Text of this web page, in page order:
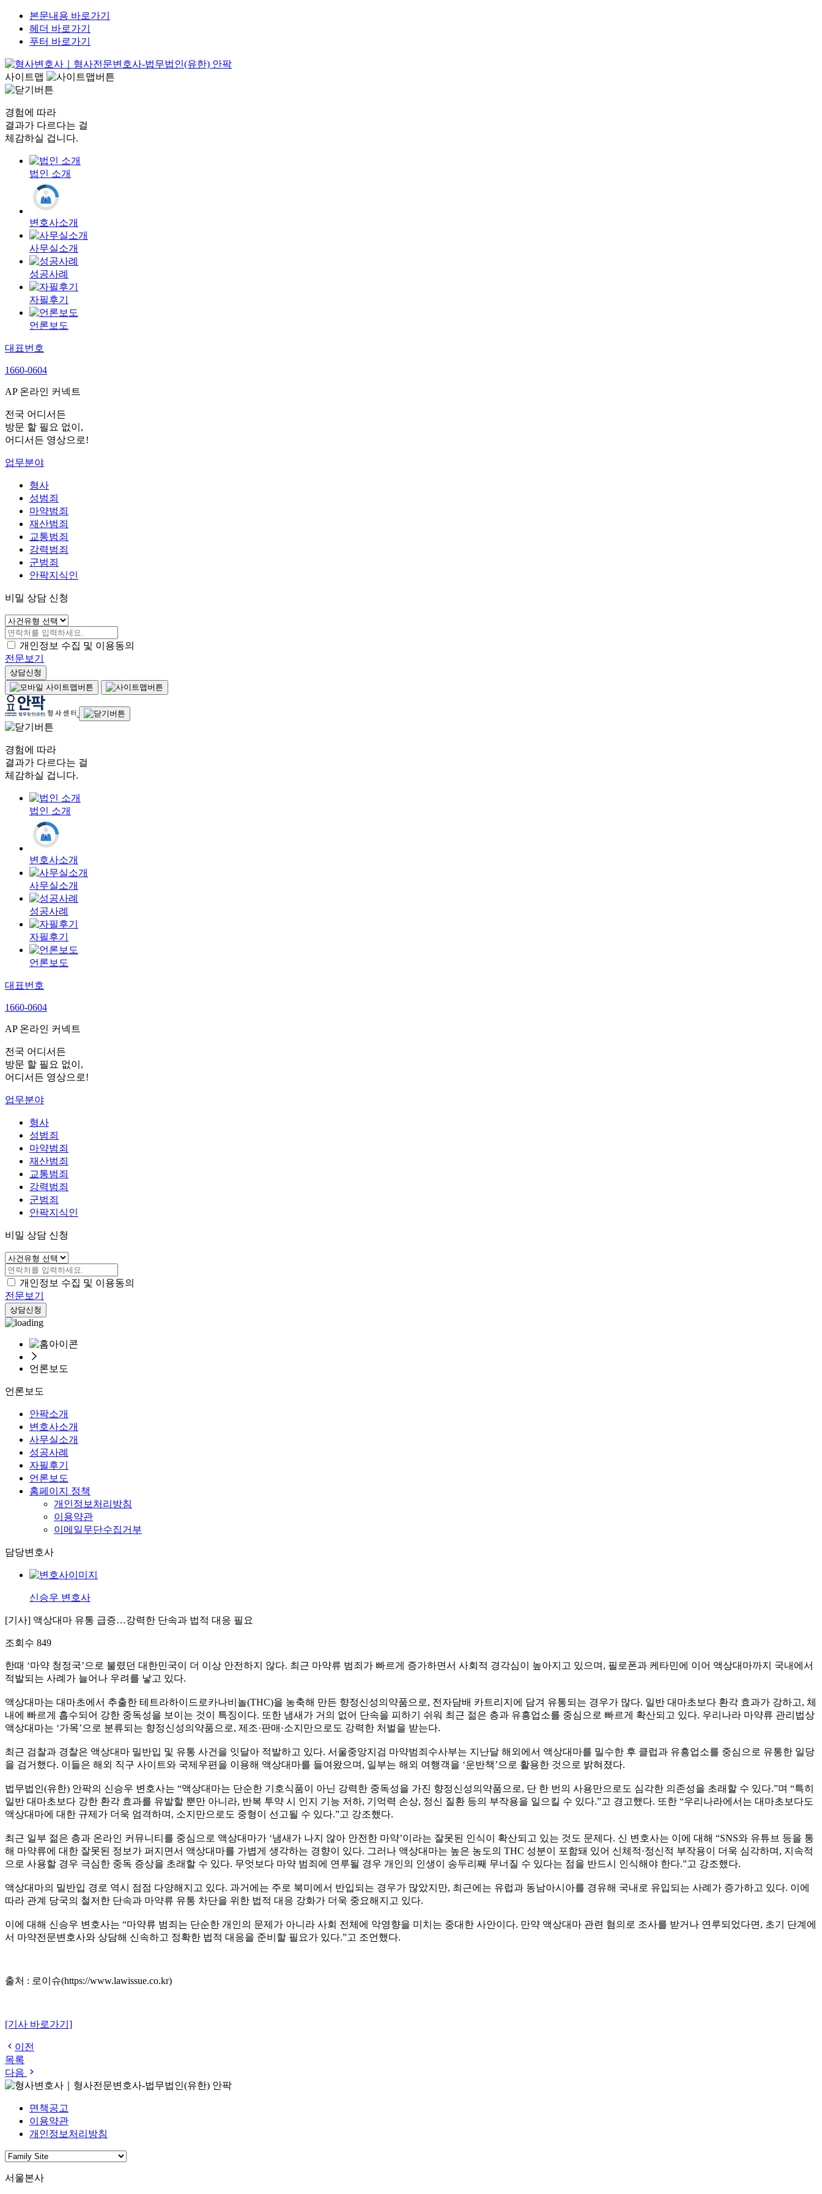
본문내용 바로가기
헤더 바로가기
푸터 바로가기
사이트맵
경험에 따라
결과가 다르다는 걸
체감하실 겁니다.
법인 소개
변호사소개
사무실소개
성공사례
자필후기
언론보도
대표번호
1660-0604
AP 온라인 커넥트
전국 어디서든
방문 할 필요 없이,
어디서든 영상으로!
업무분야
형사
성범죄
마약범죄
재산범죄
교통범죄
강력범죄
군범죄
안팍지식인
비밀 상담 신청
개인정보 수집 및 이용동의
전문보기
상담신청
경험에 따라
결과가 다르다는 걸
체감하실 겁니다.
법인 소개
변호사소개
사무실소개
성공사례
자필후기
언론보도
대표번호
1660-0604
AP 온라인 커넥트
전국 어디서든
방문 할 필요 없이,
어디서든 영상으로!
업무분야
형사
성범죄
마약범죄
재산범죄
교통범죄
강력범죄
군범죄
안팍지식인
비밀 상담 신청
개인정보 수집 및 이용동의
전문보기
상담신청
언론보도
언론보도
안팍소개
변호사소개
사무실소개
성공사례
자필후기
언론보도
홈페이지 정책
개인정보처리방침
이용약관
이메일무단수집거부
담당변호사
신승우 변호사
[기사] 액상대마 유통 급증…강력한 단속과 법적 대응 필요
조회수 849
한때 ‘마약 청정국’으로 불렸던 대한민국이 더 이상 안전하지 않다. 최근 마약류 범죄가 빠르게 증가하면서 사회적 경각심이 높아지고 있으며, 필로폰과 케타민에 이어 액상대마까지 국내에서
적발되는 사례가 늘어나 우려를 낳고 있다.
액상대마는 대마초에서 추출한 테트라하이드로카나비놀(THC)을 농축해 만든 향정신성의약품으로, 전자담배 카트리지에 담겨 유통되는 경우가 많다. 일반 대마초보다 환각 효과가 강하고, 체
내에 빠르게 흡수되어 강한 중독성을 보이는 것이 특징이다. 또한 냄새가 거의 없어 단속을 피하기 쉬워 최근 젊은 층과 유흥업소를 중심으로 빠르게 확산되고 있다. 우리나라 마약류 관리법상
액상대마는 ‘가목’으로 분류되는 향정신성의약품으로, 제조·판매·소지만으로도 강력한 처벌을 받는다.
최근 검찰과 경찰은 액상대마 밀반입 및 유통 사건을 잇달아 적발하고 있다. 서울중앙지검 마약범죄수사부는 지난달 해외에서 액상대마를 밀수한 후 클럽과 유흥업소를 중심으로 유통한 일당
을 검거했다. 이들은 해외 직구 사이트와 국제우편을 이용해 액상대마를 들여왔으며, 일부는 해외 여행객을 ‘운반책’으로 활용한 것으로 밝혀졌다.
법무법인(유한) 안팍의 신승우 변호사는 “액상대마는 단순한 기호식품이 아닌 강력한 중독성을 가진 향정신성의약품으로, 단 한 번의 사용만으로도 심각한 의존성을 초래할 수 있다.”며 “특히
일반 대마초보다 강한 환각 효과를 유발할 뿐만 아니라, 반복 투약 시 인지 기능 저하, 기억력 손상, 정신 질환 등의 부작용을 일으킬 수 있다.”고 경고했다. 또한 “우리나라에서는 대마초보다도
액상대마에 대한 규제가 더욱 엄격하며, 소지만으로도 중형이 선고될 수 있다.”고 강조했다.
최근 일부 젊은 층과 온라인 커뮤니티를 중심으로 액상대마가 ‘냄새가 나지 않아 안전한 마약’이라는 잘못된 인식이 확산되고 있는 것도 문제다. 신 변호사는 이에 대해 “SNS와 유튜브 등을 통
해 마약류에 대한 잘못된 정보가 퍼지면서 액상대마를 가볍게 생각하는 경향이 있다. 그러나 액상대마는 높은 농도의 THC 성분이 포함돼 있어 신체적·정신적 부작용이 더욱 심각하며, 지속적
으로 사용할 경우 극심한 중독 증상을 초래할 수 있다. 무엇보다 마약 범죄에 연루될 경우 개인의 인생이 송두리째 무너질 수 있다는 점을 반드시 인식해야 한다.”고 강조했다.
액상대마의 밀반입 경로 역시 점점 다양해지고 있다. 과거에는 주로 북미에서 반입되는 경우가 많았지만, 최근에는 유럽과 동남아시아를 경유해 국내로 유입되는 사례가 증가하고 있다. 이에
따라 관계 당국의 철저한 단속과 마약류 유통 차단을 위한 법적 대응 강화가 더욱 중요해지고 있다.
이에 대해 신승우 변호사는 “마약류 범죄는 단순한 개인의 문제가 아니라 사회 전체에 악영향을 미치는 중대한 사안이다. 만약 액상대마 관련 혐의로 조사를 받거나 연루되었다면, 초기 단계에
서 마약전문변호사와 상담해 신속하고 정확한 법적 대응을 준비할 필요가 있다.”고 조언했다.
출처 : 로이슈(https://www.lawissue.co.kr)
[기사 바로가기]
이전
목록
다음
면책공고
이용약관
개인정보처리방침
서울본사